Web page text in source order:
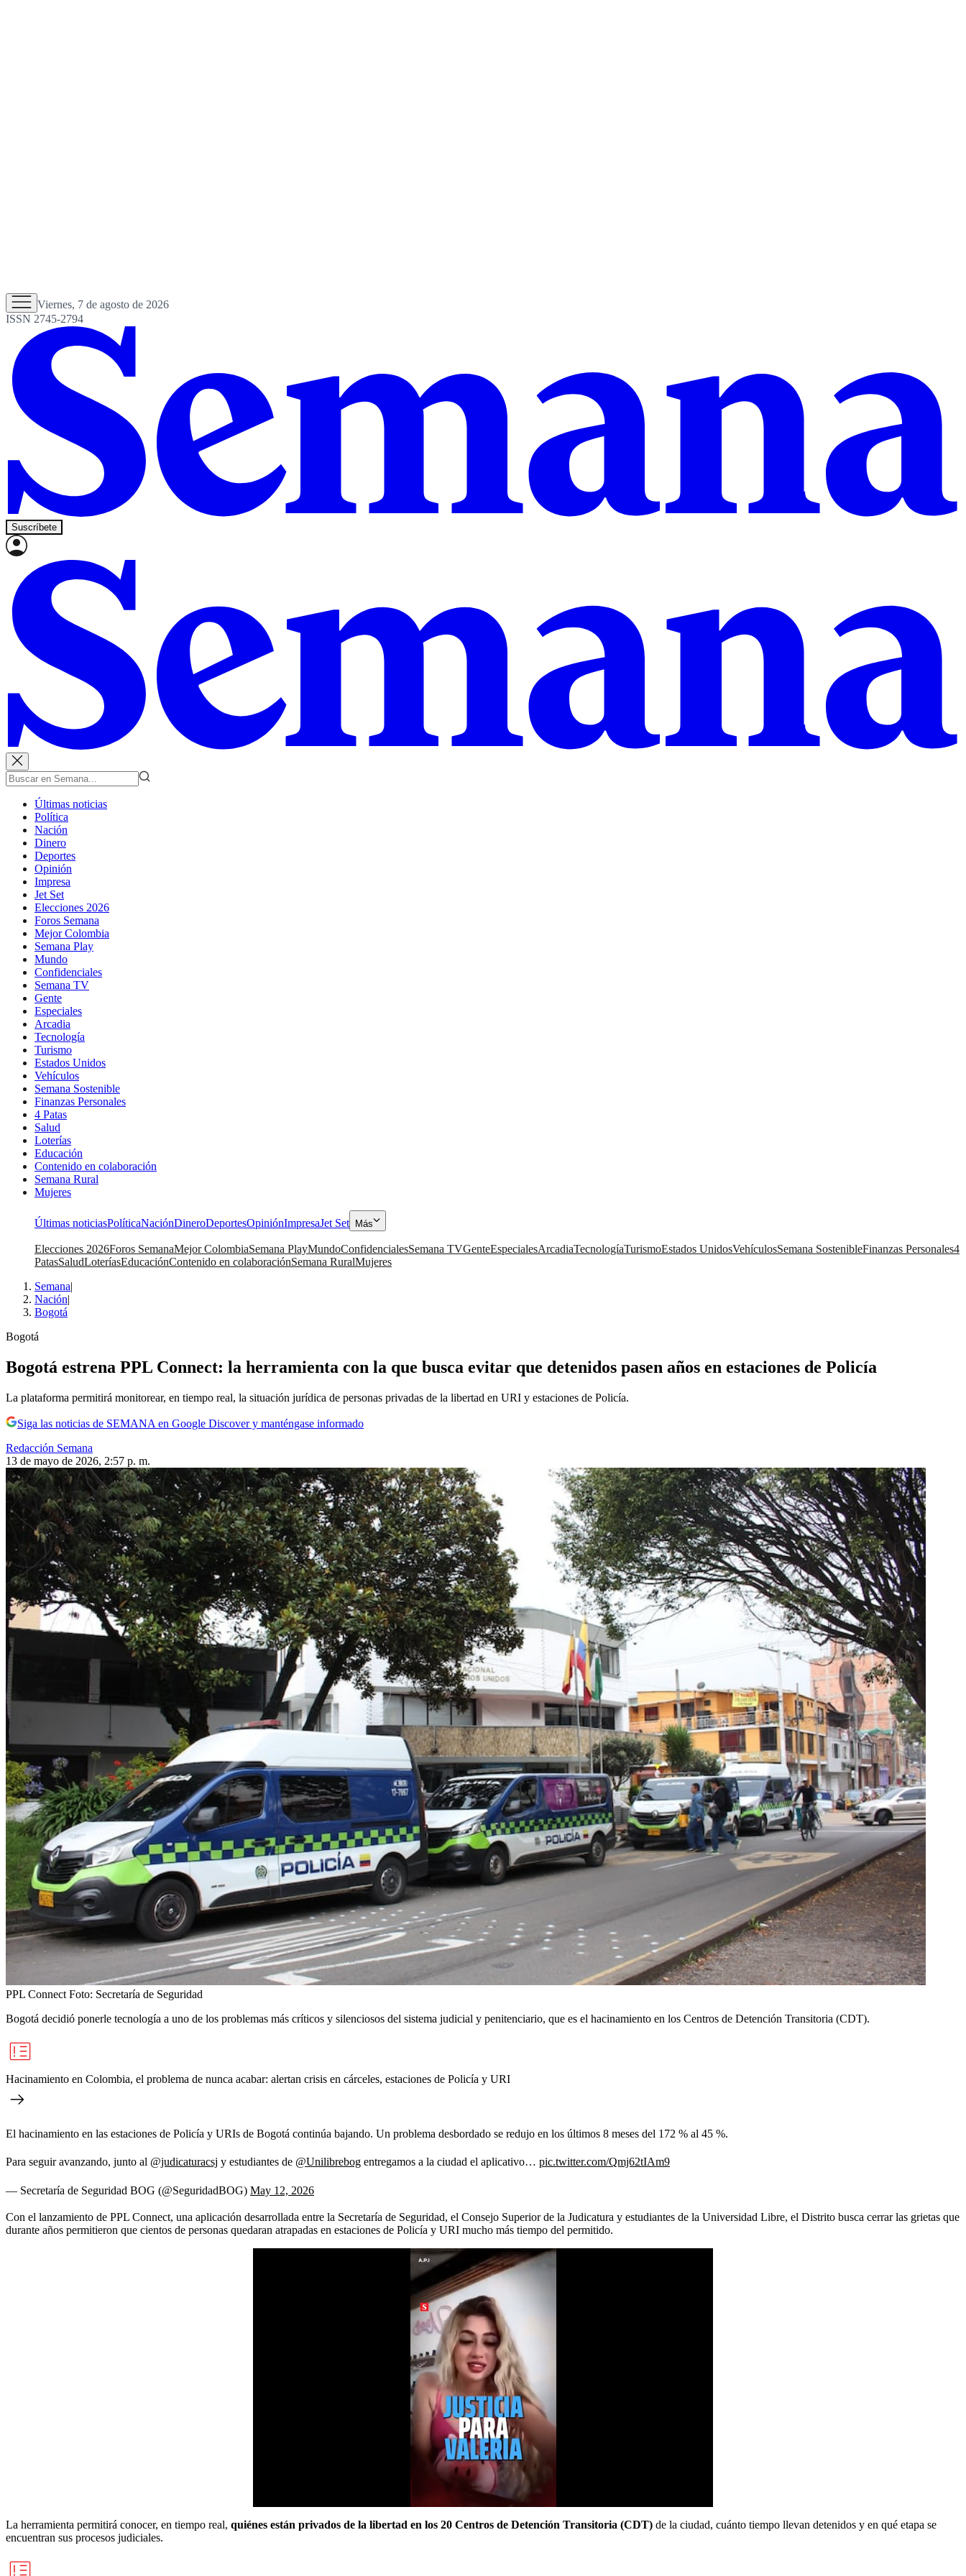
Viernes, 7 de agosto de 2026
ISSN 2745-2794
Suscríbete
Últimas noticias
Política
Nación
Dinero
Deportes
Opinión
Impresa
Jet Set
Elecciones 2026
Foros Semana
Mejor Colombia
Semana Play
Mundo
Confidenciales
Semana TV
Gente
Especiales
Arcadia
Tecnología
Turismo
Estados Unidos
Vehículos
Semana Sostenible
Finanzas Personales
4 Patas
Salud
Loterías
Educación
Contenido en colaboración
Semana Rural
Mujeres
Últimas noticiasPolíticaNaciónDineroDeportesOpiniónImpresaJet Set Más
Elecciones 2026Foros SemanaMejor ColombiaSemana PlayMundoConfidencialesSemana TVGenteEspecialesArcadiaTecnologíaTurismoEstados UnidosVehículosSemana SostenibleFinanzas Personales4
PatasSaludLoteríasEducaciónContenido en colaboraciónSemana RuralMujeres
Semana|
Nación|
Bogotá
Bogotá
Bogotá estrena PPL Connect: la herramienta con la que busca evitar que detenidos pasen años en estaciones de Policía
La plataforma permitirá monitorear, en tiempo real, la situación jurídica de personas privadas de la libertad en URI y estaciones de Policía.
Siga las noticias de SEMANA en Google Discover y manténgase informado
Redacción Semana
13 de mayo de 2026, 2:57 p. m.
PPL Connect Foto: Secretaría de Seguridad
Bogotá decidió ponerle tecnología a uno de los problemas más críticos y silenciosos del sistema judicial y penitenciario, que es el hacinamiento en los Centros de Detención Transitoria (CDT).
Hacinamiento en Colombia, el problema de nunca acabar: alertan crisis en cárceles, estaciones de Policía y URI
El hacinamiento en las estaciones de Policía y URIs de Bogotá continúa bajando. Un problema desbordado se redujo en los últimos 8 meses del 172 % al 45 %.
Para seguir avanzando, junto al @judicaturacsj y estudiantes de @Unilibrebog entregamos a la ciudad el aplicativo… pic.twitter.com/Qmj62tIAm9
— Secretaría de Seguridad BOG (@SeguridadBOG) May 12, 2026
Con el lanzamiento de PPL Connect, una aplicación desarrollada entre la Secretaría de Seguridad, el Consejo Superior de la Judicatura y estudiantes de la Universidad Libre, el Distrito busca cerrar las grietas que
durante años permitieron que cientos de personas quedaran atrapadas en estaciones de Policía y URI mucho más tiempo del permitido.
La herramienta permitirá conocer, en tiempo real, quiénes están privados de la libertad en los 20 Centros de Detención Transitoria (CDT) de la ciudad, cuánto tiempo llevan detenidos y en qué etapa se
encuentran sus procesos judiciales.